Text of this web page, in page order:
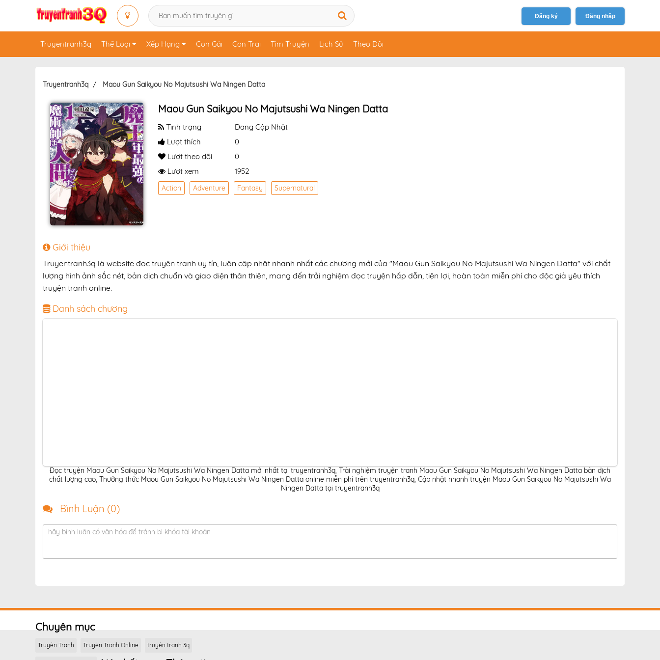
Đăng ký Đăng nhập
Truyentranh3q Thể Loại Xếp Hạng Con Gái Con Trai Tìm Truyện Lịch Sử Theo Dõi
Truyentranh3q Maou Gun Saikyou No Majutsushi Wa Ningen Datta
Maou Gun Saikyou No Majutsushi Wa Ningen Datta
Tình trạng
Đang Cập Nhật
Lượt thích
0
Lượt theo dõi
0
Lượt xem
1952
Action Adventure Fantasy Supernatural
Giới thiệu
Truyentranh3q là website đọc truyện tranh uy tín, luôn cập nhật nhanh nhất các chương mới của "Maou Gun Saikyou No Majutsushi Wa Ningen Datta" với chất
lượng hình ảnh sắc nét, bản dịch chuẩn và giao diện thân thiện, mang đến trải nghiệm đọc truyện hấp dẫn, tiện lợi, hoàn toàn miễn phí cho độc giả yêu thích
truyện tranh online.
Danh sách chương
Đọc truyện Maou Gun Saikyou No Majutsushi Wa Ningen Datta mới nhất tại truyentranh3q, Trải nghiệm truyện tranh Maou Gun Saikyou No Majutsushi Wa Ningen Datta bản dịch
chất lượng cao, Thưởng thức Maou Gun Saikyou No Majutsushi Wa Ningen Datta online miễn phí trên truyentranh3q, Cập nhật nhanh truyện Maou Gun Saikyou No Majutsushi Wa
Ningen Datta tại truyentranh3q
Bình Luận (0)
hãy bình luận có văn hóa để tránh bị khóa tài khoản
Chuyên mục
Truyện Tranh Truyện Tranh Online truyện tranh 3q